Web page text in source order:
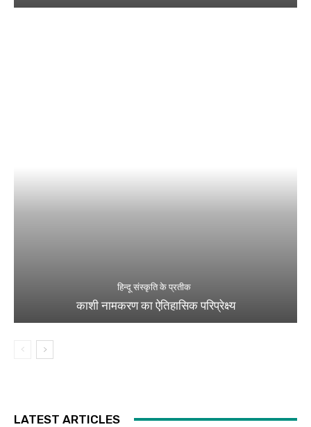
हिन्दू संस्कृति के प्रतीक
काशी नामकरण का ऐतिहासिक परिप्रेक्ष्य
LATEST ARTICLES